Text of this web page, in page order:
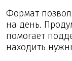
Формат
на день.
помогает
находить